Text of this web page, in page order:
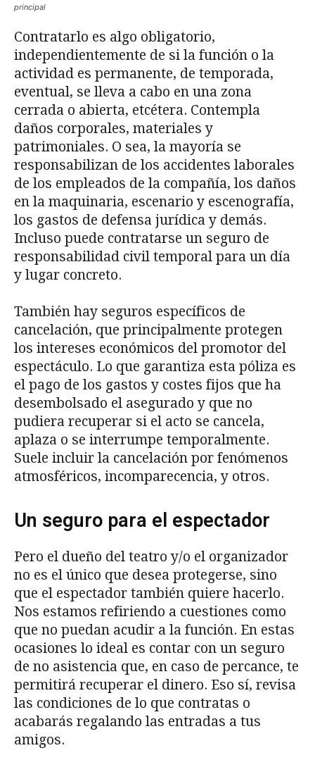
principal
Contratarlo es algo obligatorio,
independientemente de si la función o la
actividad es permanente, de temporada,
eventual, se lleva a cabo en una zona
cerrada o abierta, etcétera. Contempla
daños corporales, materiales y
patrimoniales. O sea, la mayoría se
responsabilizan de los accidentes laborales
de los empleados de la compañía, los daños
en la maquinaria, escenario y escenografía,
los gastos de defensa jurídica y demás.
Incluso puede contratarse un seguro de
responsabilidad civil temporal para un día
y lugar concreto.
También hay seguros específicos de
cancelación, que principalmente protegen
los intereses económicos del promotor del
espectáculo. Lo que garantiza esta póliza es
el pago de los gastos y costes fijos que ha
desembolsado el asegurado y que no
pudiera recuperar si el acto se cancela,
aplaza o se interrumpe temporalmente.
Suele incluir la cancelación por fenómenos
atmosféricos, incomparecencia, y otros.
Un seguro para el espectador
Pero el dueño del teatro y/o el organizador
no es el único que desea protegerse, sino
que el espectador también quiere hacerlo.
Nos estamos refiriendo a cuestiones como
que no puedan acudir a la función. En estas
ocasiones lo ideal es contar con un seguro
de no asistencia que, en caso de percance, te
permitirá recuperar el dinero. Eso sí, revisa
las condiciones de lo que contratas o
acabarás regalando las entradas a tus
amigos.